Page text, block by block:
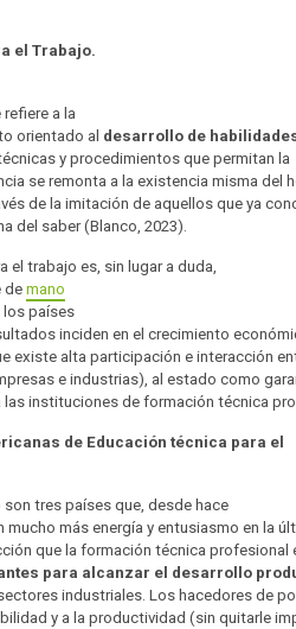
el Trabajo.
a la
orientado al desarrollo de
y procedimientos que permitan la
se remonta a la existencia misma del
de la imitación de aquellos que ya
del saber (Blanco, 2023).
el trabajo es, sin lugar a duda,
de mano
los países
inciden en el crecimiento
existe alta participación e interacción
e industrias), al estado como
las instituciones de formación técnica
de Educación técnica para el
tres países que, desde hace
mucho más energía y entusiasmo en la
que la formación técnica profesional
para alcanzar el desarrollo
industriales. Los hacedores de
y a la productividad (sin quitarle